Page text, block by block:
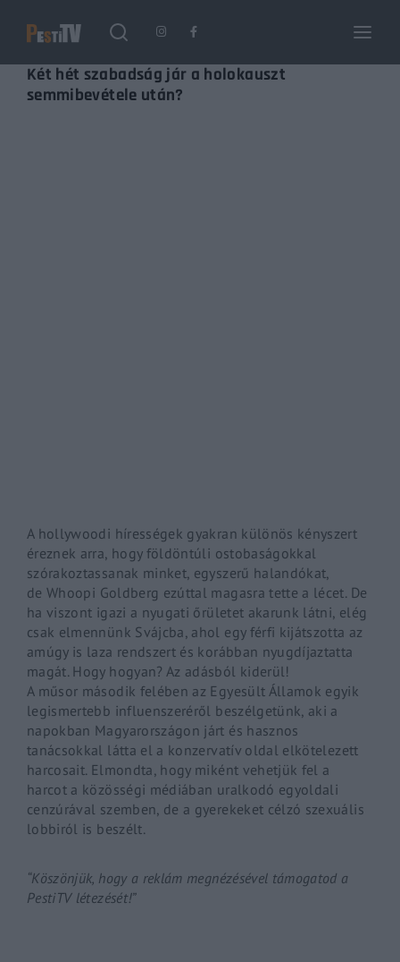
Két hét szabadság jár a holokauszt
semmibevétele után?
A hollywoodi hírességek gyakran különös kényszert
éreznek arra, hogy földöntúli ostobaságokkal
szórakoztassanak minket, egyszerű halandókat,
deWhoopi Goldberg ezúttal magasra tette a lécet. De
ha viszont igazi a nyugati őrületet akarunk látni, elég
csak elmennünk Svájcba, ahol egy férfi kijátszotta az
amúgy is laza rendszert és korábban nyugdíjaztatta
magát. Hogy hogyan? Az adásból kiderül!
A műsor második felében az Egyesült Államok egyik
legismertebb influenszeréről beszélgetünk, aki a
napokban Magyarországon járt és hasznos
tanácsokkal látta el a konzervatív oldal elkötelezett
harcosait. Elmondta, hogy miként vehetjük fel a
harcot a közösségi médiában uralkodó egyoldali
cenzúrával szemben, de a gyerekeket célzó szexuális
lobbiról is beszélt.
“Köszönjük, hogy a reklám megnézésével támogatod a
PestiTV létezését!”
Login Register